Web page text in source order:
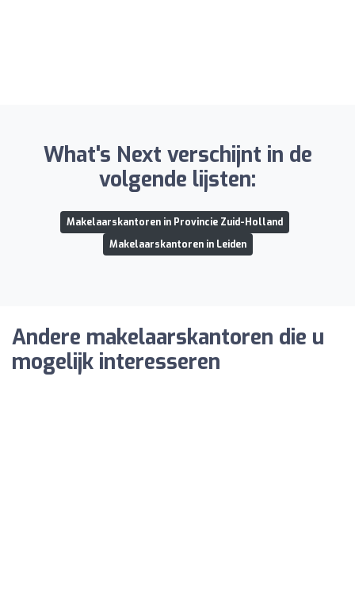
What's Next verschijnt in de
volgende lijsten:
Makelaarskantoren in Provincie Zuid-Holland
Makelaarskantoren in Leiden
Andere makelaarskantoren die u
mogelijk interesseren